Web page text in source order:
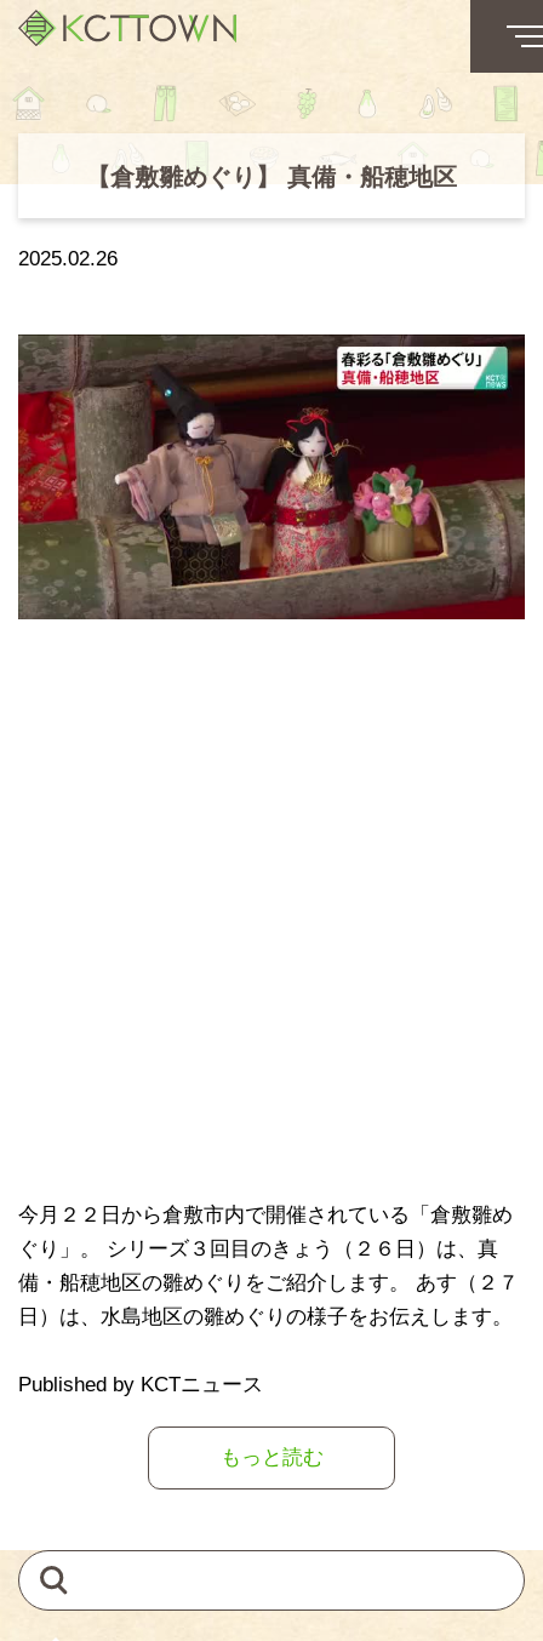
【倉敷雛めぐり】 真備・船穂地区
2025.02.26
今月２２日から倉敷市内で開催されている「倉敷雛め
ぐり」。 シリーズ３回目のきょう（２６日）は、真
備・船穂地区の雛めぐりをご紹介します。 あす（２７
日）は、水島地区の雛めぐりの様子をお伝えします。
Published by KCTニュース
もっと読む